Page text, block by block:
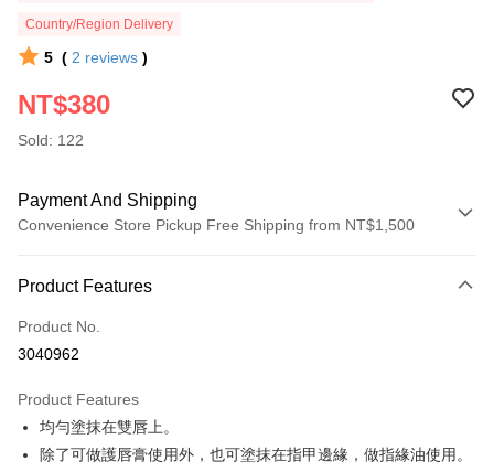
Country/Region Delivery
5 ( 2 reviews )
NT$380
Sold: 122
Payment And Shipping
Convenience Store Pickup Free Shipping from NT$1,500
Credit Card (Full Payment)
Convenience Store Pickup and Pay
Apple Pay
JKOPAY
Product Features
Product No.
3040962
Product Features
均勻塗抹在雙唇上。
除了可做護唇膏使用外，也可塗抹在指甲邊緣，做指緣油使用。